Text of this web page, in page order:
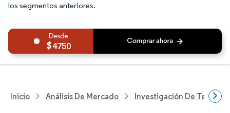
los segmentos anteriores.
4750
Inicio Análisis De Mercado Investigación De